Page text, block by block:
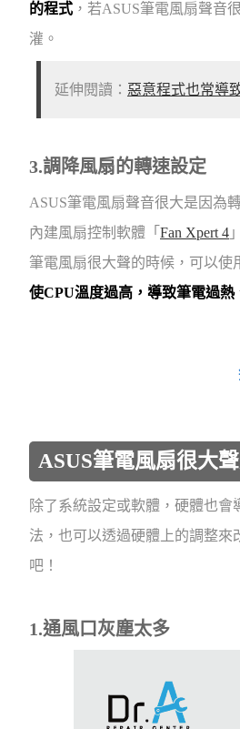
的程式 ，若ASUS筆電風扇聲音
灌。
延伸閱讀： 惡意程式也常導
3.調降風扇的轉速設定
ASUS筆電風扇聲音很大是因為
內建風扇控制軟體「 Fan Xpert 4
筆電風扇很大聲的時候，可以使
使CPU溫度過高，導致筆電過熱
ASUS筆電風扇很大
除了系統設定或軟體，硬體也
法，也可以透過硬體上的調整來
吧！
1.通風口灰塵太多